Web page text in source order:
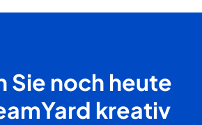
Sie noch heute
kreativ